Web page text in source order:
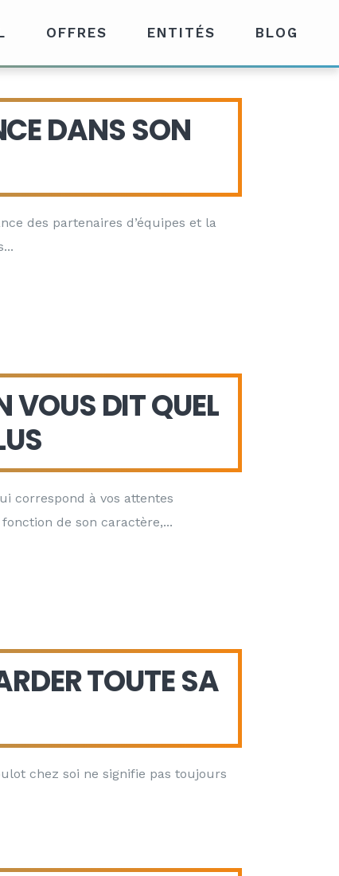
OFFRES ENTITÉS BLOG
DANS SON
des partenaires d’équipes et la
VOUS DIT QUEL
correspond à vos attentes
de son caractère,
TOUTE SA
chez soi ne signifie pas toujours